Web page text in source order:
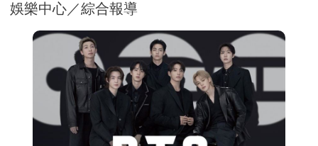
娛樂中心／綜合報導